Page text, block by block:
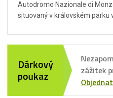
Autodromo Nazionale di
situovaný v královském parku
Dárkový
poukaz
zážitek